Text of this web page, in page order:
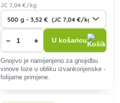
JC 7,04 €/kg
− + U košaricu
Gnojivo je namijenjeno za gnojidbu
vinove loze u obliku izvankorijenske -
folijarne primjene.